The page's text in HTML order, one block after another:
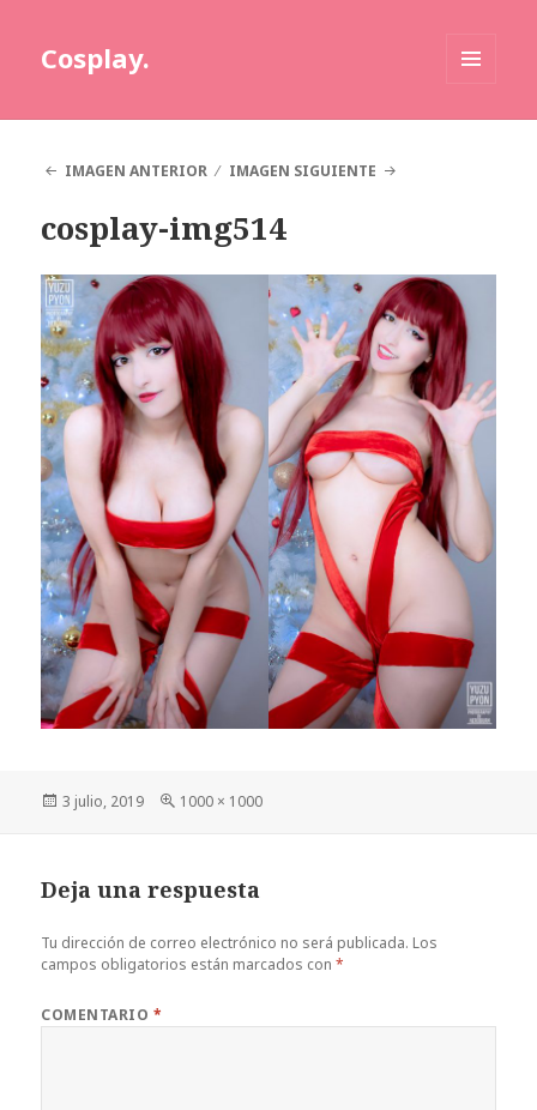
Cosplay.
IMAGEN ANTERIOR
IMAGEN SIGUIENTE
cosplay-img514
Publicado
3 julio, 2019
Tamaño
1000 × 1000
Deja una respuesta
Tu dirección de correo electrónico no será publicada. Los
campos obligatorios están marcados con*
COMENTARIO *